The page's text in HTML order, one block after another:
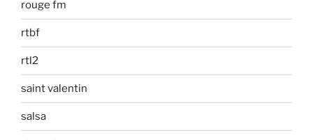
rouge fm
rtbf
rtl2
saint valentin
salsa